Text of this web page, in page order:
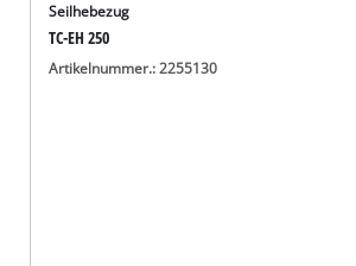
Seilhebezug
TC-EH 250
Artikelnummer.: 2255130